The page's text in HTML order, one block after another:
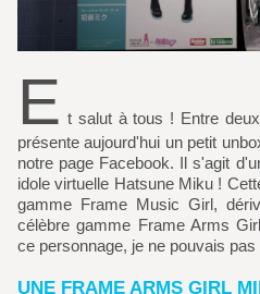
E t salut à tous ! Entre
présente aujourd'hui un petit
notre page Facebook. Il s'agit
idole virtuelle Hatsune Miku !
gamme Frame Music Girl,
célèbre gamme Frame Arms
ce personnage, je ne pouvais
UNE FRAME ARMS GIRL